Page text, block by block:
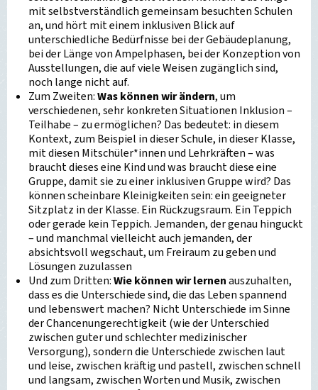
mit selbstverständlich gemeinsam besuchten Schulen
an, und hört mit einem inklusiven Blick auf
unterschiedliche Bedürfnisse bei der Gebäudeplanung,
bei der Länge von Ampelphasen, bei der Konzeption von
Ausstellungen, die auf viele Weisen zugänglich sind,
noch lange nicht auf.
Zum Zweiten:Was können wir ändern, um
verschiedenen, sehr konkreten Situationen Inklusion –
Teilhabe – zu ermöglichen? Das bedeutet: in diesem
Kontext, zum Beispiel in dieser Schule, in dieser Klasse,
mit diesen Mitschüler*innen und Lehrkräften – was
braucht dieses eine Kind und was braucht diese eine
Gruppe, damit sie zu einer inklusiven Gruppe wird? Das
können scheinbare Kleinigkeiten sein: ein geeigneter
Sitzplatz in der Klasse. Ein Rückzugsraum. Ein Teppich
oder gerade kein Teppich. Jemanden, der genau hinguckt
– und manchmal vielleicht auch jemanden, der
absichtsvoll wegschaut, um Freiraum zu geben und
Lösungen zuzulassen
Und zum Dritten:Wie können wir lernenauszuhalten,
dass es die Unterschiede sind, die das Leben spannend
und lebenswert machen? Nicht Unterschiede im Sinne
der Chancenungerechtigkeit (wie der Unterschied
zwischen guter und schlechter medizinischer
Versorgung), sondern die Unterschiede zwischen laut
und leise, zwischen kräftig und pastell, zwischen schnell
und langsam, zwischen Worten und Musik, zwischen